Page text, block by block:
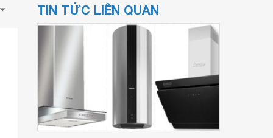
TIN TỨC LIÊN QUAN